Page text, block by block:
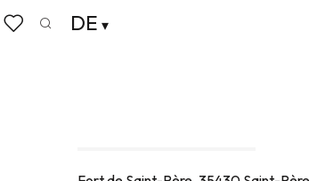
Aller
au
DE
Startseite
FESTIVAL LA ROUTE